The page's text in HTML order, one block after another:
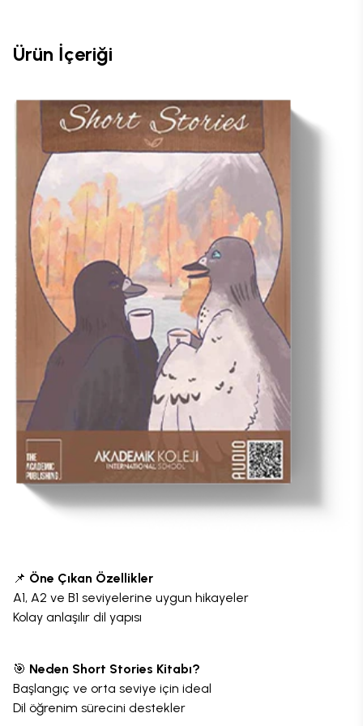
Ürün İçeriği
📌 Öne Çıkan Özellikler
A1, A2 ve B1 seviyelerine uygun hikayeler
Kolay anlaşılır dil yapısı
🎯 Neden Short Stories Kitabı?
Başlangıç ve orta seviye için ideal
Dil öğrenim sürecini destekler